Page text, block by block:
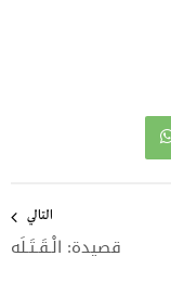
التالي
قصيدة: الْـقَـتَـلَه